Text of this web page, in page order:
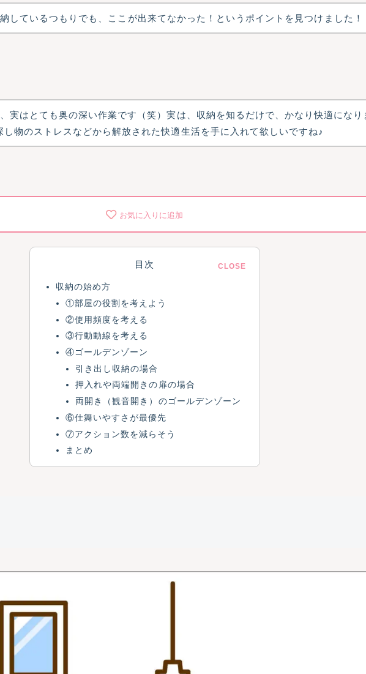
しているつもりでも、ここが出来てなかった！というポイントを見つけました！
実はとても奥の深い作業です（笑）実は、収納を知るだけで、かなり快適になり
し物のストレスなどから解放された快適生活を手に入れて欲しいですね♪
お気に入りに追加
目次
収納の始め方
①部屋の役割を考えよう
②使用頻度を考える
③行動動線を考える
④ゴールデンゾーン
引き出し収納の場合
押入れや両端開きの扉の場合
両開き（観音開き）のゴールデンゾーン
⑥仕舞いやすさが最優先
⑦アクション数を減らそう
まとめ